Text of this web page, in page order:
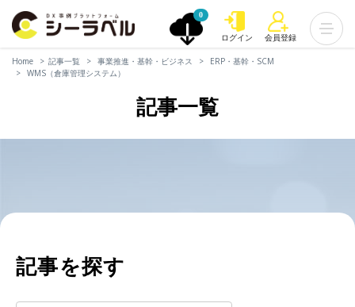
0
ログイン 会員登録
Home 記事一覧 事業推進・基幹・ビジネス
ERP・基幹・SCM
WMS（倉庫管理システム）
記事一覧
記事を探す